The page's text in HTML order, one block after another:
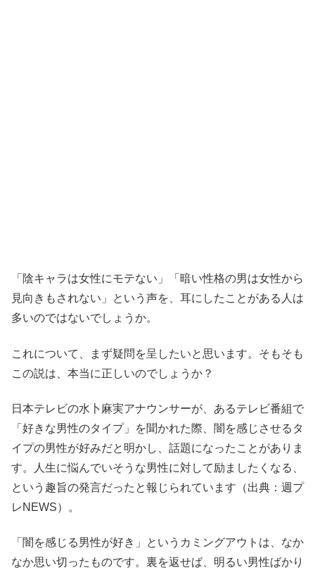
「陰キャラは女性にモテない」「暗い性格の男は女性から
見向きもされない」という声を、耳にしたことがある人は
多いのではないでしょうか。
これについて、まず疑問を呈したいと思います。そもそも
この説は、本当に正しいのでしょうか？
日本テレビの水卜麻実アナウンサーが、あるテレビ番組で
「好きな男性のタイプ」を聞かれた際、闇を感じさせるタ
イプの男性が好みだと明かし、話題になったことがありま
す。人生に悩んでいそうな男性に対して励ましたくなる、
という趣旨の発言だったと報じられています（出典：週プ
レNEWS）。
「闇を感じる男性が好き」というカミングアウトは、なか
なか思い切ったものです。裏を返せば、明るい男性ばかり